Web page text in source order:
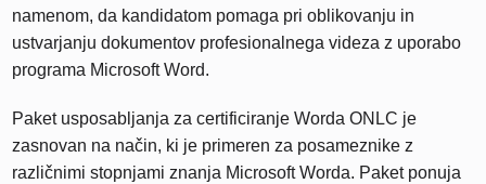
namenom, da kandidatom pomaga pri oblikovanju in
ustvarjanju dokumentov profesionalnega videza z uporabo
programa Microsoft Word.
Paket usposabljanja za certificiranje Worda ONLC je
zasnovan na način, ki je primeren za posameznike z
različnimi stopnjami znanja Microsoft Worda. Paket ponuja